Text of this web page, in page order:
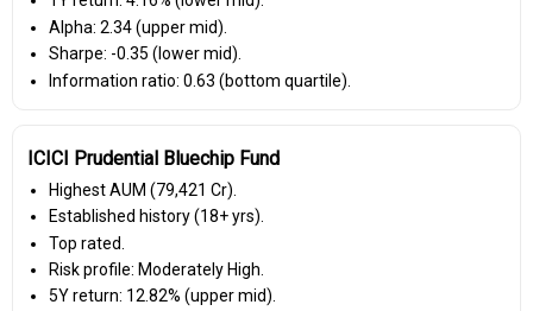
Alpha: 2.34 (upper mid).
Sharpe: -0.35 (lower mid).
Information ratio: 0.63 (bottom quartile).
ICICI Prudential Bluechip Fund
Highest AUM (₹79,421 Cr).
Established history (18+ yrs).
Top rated.
Risk profile: Moderately High.
5Y return: 12.82% (upper mid).